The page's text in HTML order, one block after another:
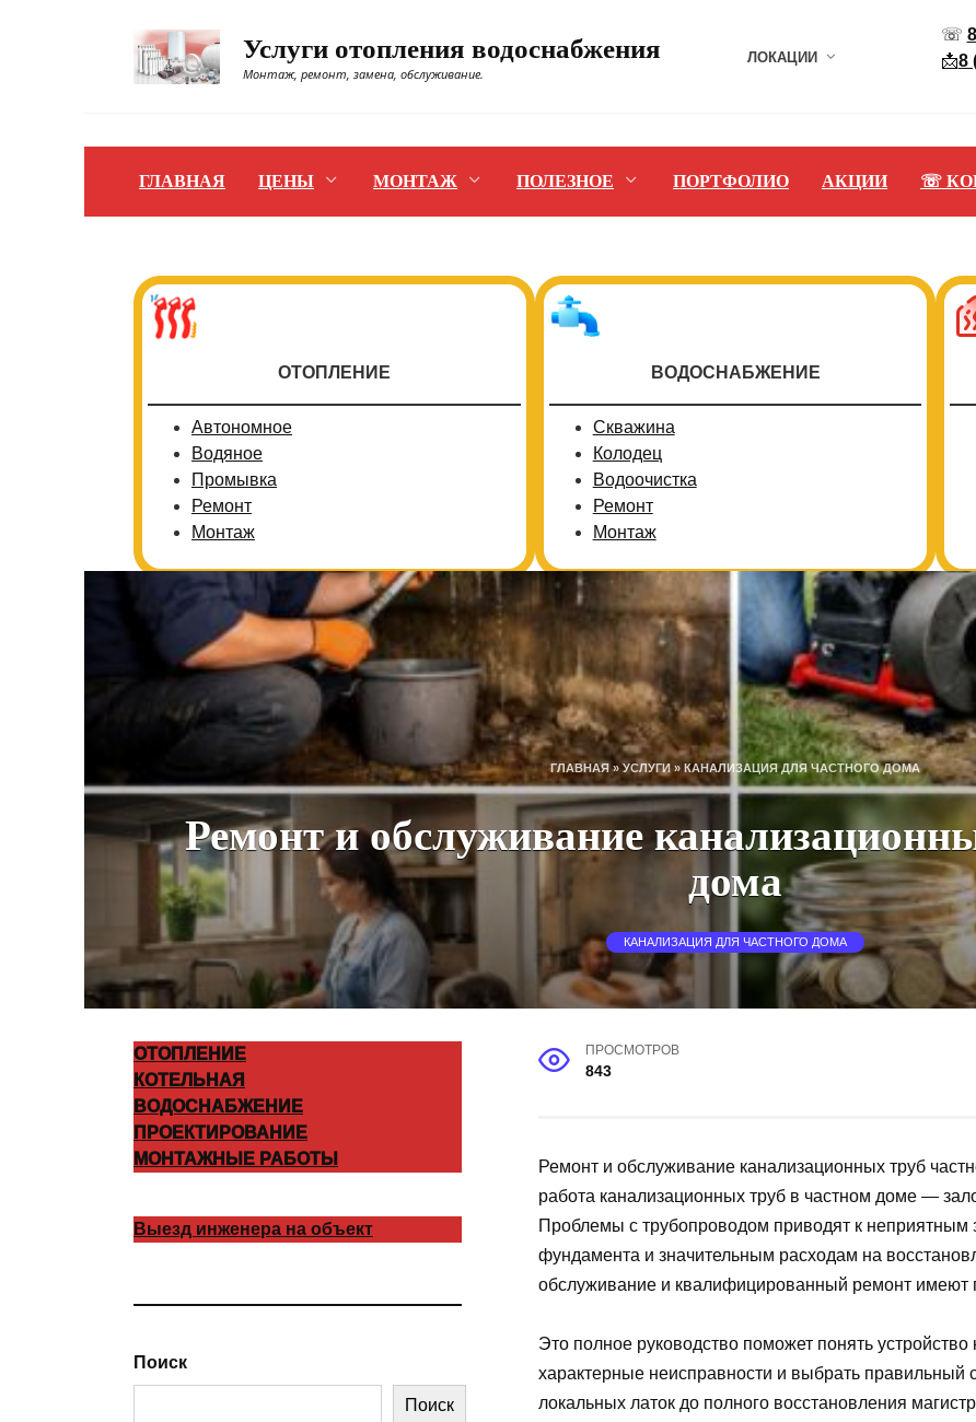
Услуги отопления водоснабжения
Монтаж, ремонт, замена, обслуживание.
ЛОКАЦИИ
☏
📩8
ГЛАВНАЯ ЦЕНЫ МОНТАЖ ПОЛЕЗНОЕ ПОРТФОЛИО АКЦИИ ☏
ОТОПЛЕНИЕ
Автономное
Водяное
Промывка
Ремонт
Монтаж
ВОДОСНАБЖЕНИЕ
Скважина
Колодец
Водоочистка
Ремонт
Монтаж
ГЛАВНАЯ»УСЛУГИ » КАНАЛИЗАЦИЯ ДЛЯ ЧАСТНОГО ДОМА
Ремонт и обслуживание
дома
КАНАЛИЗАЦИЯ ДЛЯ ЧАСТНОГО ДОМА
ПРОСМОТРОВ
843
Ремонт и обслуживание канализационных труб
работа канализационных труб в частном доме —
Проблемы с трубопроводом приводят к
фундамента и значительным расходам на
обслуживание и квалифицированный ремонт имеют
Это полное руководство поможет понять
характерные неисправности и выбрать правильный
локальных латок до полного восстановления
ОТОПЛЕНИЕ
КОТЕЛЬНАЯ
ВОДОСНАБЖЕНИЕ
ПРОЕКТИРОВАНИЕ
МОНТАЖНЫЕ РАБОТЫ
Выезд инженера на объект
Поиск
Поиск